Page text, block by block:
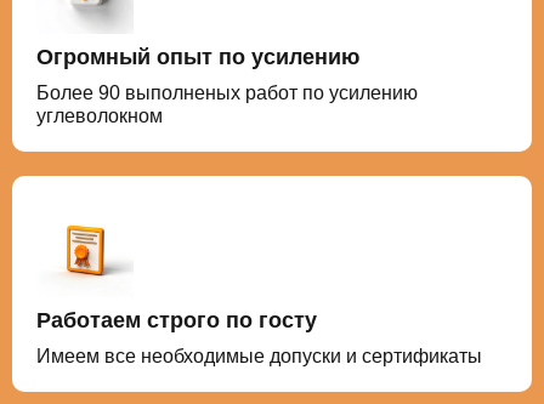
Огромный опыт по усилению
Более 90 выполненых работ по усилению
углеволокном
Работаем строго по госту
Имеем все необходимые допуски и сертификаты